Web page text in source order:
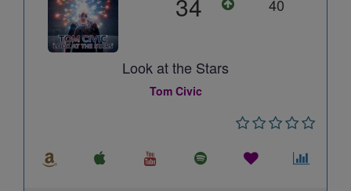
40
Look at the Stars
Tom Civic